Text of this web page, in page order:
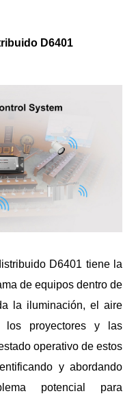
D6401
D6401 tiene la
de equipos dentro de
la iluminación, el aire
los proyectores y las
operativo de estos
y abordando
potencial para